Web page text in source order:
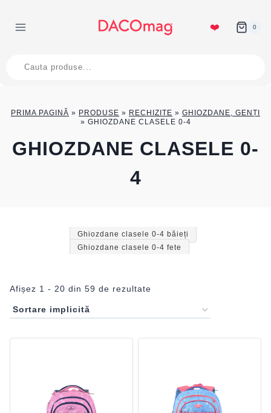
content
❤️ 0
search
PRIMA PAGINĂ » PRODUSE » RECHIZITE » GHIOZDANE, GENȚI
» GHIOZDANE CLASELE 0-4
GHIOZDANE CLASELE 0-
4
Afișez 1 - 20 din 59 de rezultate
Ghiozdane clasele 0-4 băieți
Ghiozdane clasele 0-4 fete